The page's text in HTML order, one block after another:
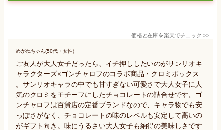
価格と在庫を楽天でチェック >>
めがねちゃん(50代・女性)
ご友人が大人女子だったら、イチ押ししたいのがサンリオキ
ャラクターズ×ゴンチャロフのコラボ商品・クロミボックス
。サンリオキャラの中でも甘すぎない可愛さで大人女子に人
気のクロミをモチーフにしたチョコレートの詰合せです。ゴ
ンチャロフは百貨店の定番ブランドなので、キャラ物でも安
っぽさがなく、チョコレートの味のレベルも安定して高いの
がギフト向き。味にうるさい大人女子も納得の美味しさです